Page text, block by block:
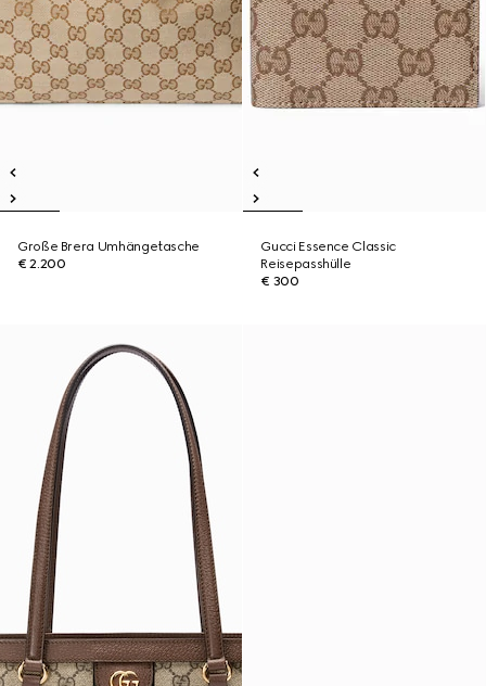
Große Brera Umhängetasche
€ 2.200
Gucci Essence Classic
Reisepasshülle
€ 300